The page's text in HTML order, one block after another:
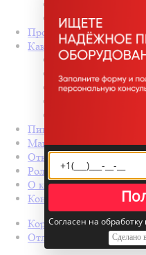
ВидеоЧат из
Производители
Как купить
Назад
Как купить
Условия оплаты
Пивные колонны
Магазин разливного
Открытие бара с нуля
Ролл-бары
О компании
Контакты
Корзина0
Отложенные
Согласен на
Сделано в